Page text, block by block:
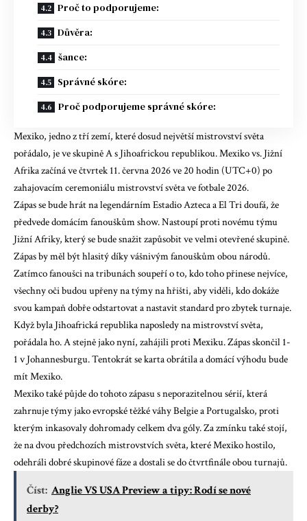
Proč to podporujeme:
Důvěra:
šance:
Správné skóre:
Proč podporujeme správné skóre:
Mexiko, jedno z tří zemí, které dosud největší mistrovství světa
pořádalo, je ve skupině A s Jihoafrickou republikou. Mexiko vs. Jižní
Afrika začíná ve čtvrtek 11. června 2026 ve 20 hodin (UTC+0) po
zahajovacím ceremoniálu mistrovství světa ve fotbale 2026.
Zápas se bude hrát na legendárním Estadio Azteca a El Tri doufá, že
předvede domácím fanouškům show. Nastoupí proti novému týmu
Jižní Afriky, který se bude snažit zapůsobit ve velmi otevřené skupině.
Zápas by měl být hlasitý díky vášnivým fanouškům obou národů.
Zatímco fanoušci na tribunách soupeří o to, kdo toho přinese nejvíce,
všechny oči budou upřeny na týmy na hřišti, aby viděli, kdo dokáže
svou kampaň dobře odstartovat a nastavit standard pro zbytek turnaje.
Když byla Jihoafrická republika naposledy na mistrovství světa,
pořádala ho. A stejně jako nyní, zahájili proti Mexiku. Zápas skončil 1-
1 v Johannesburgu. Tentokrát se karta obrátila a domácí výhodu bude
mít Mexiko.
Mexiko také půjde do tohoto zápasu s neporazitelnou sérií, která
zahrnuje týmy jako evropské těžké váhy Belgie a Portugalsko, proti
kterým inkasovaly dohromady celkem dva góly. Za zmínku také stojí,
že na dvou předchozích mistrovstvích světa, které Mexiko hostilo,
odehráli dobré skupinové fáze a dostali se do čtvrtfinále obou turnajů.
Číst: Anglie VS USA Preview a tipy: Rodí se nové
derby?